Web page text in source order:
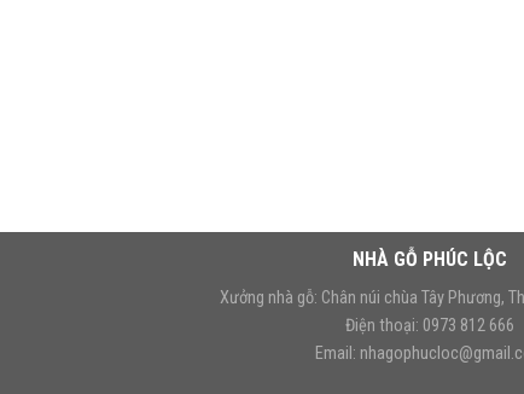
NHÀ GỖ PHÚC LỘC
Xưởng nhà gỗ: Chân núi chùa Tây Phương,
Điện thoại: 0973 812 666
Email: